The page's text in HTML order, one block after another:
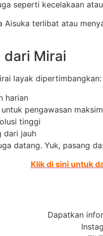
seperti kecelakaan
Aisuka terlibat atau
dari Mirai
layak dipertimbangkan:
harian
pengawasan
tinggi
dari jauh
datang. Yuk, pasang
Klik di sini untuk
Dapatkan